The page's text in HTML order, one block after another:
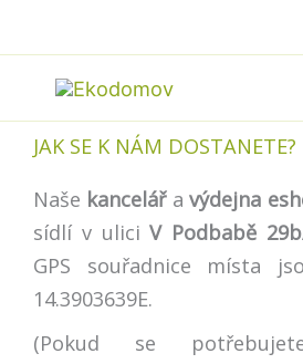
na
obsah
JAK SE K NÁM DOSTANETE?
Naše kancelářavýdejna
sídlí v uliciV Podbabě
GPS souřadnice místa
14.3903639E.
(Pokud se